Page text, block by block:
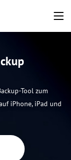
Tool zum
iPhone, iPad und